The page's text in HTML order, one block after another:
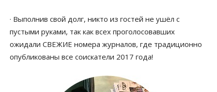
· Выполнив свой долг, никто из гостей не ушёл с
пустыми руками, так как всех проголосовавших
ожидали СВЕЖИЕ номера журналов, где традиционно
опубликованы все соискатели 2017 года!